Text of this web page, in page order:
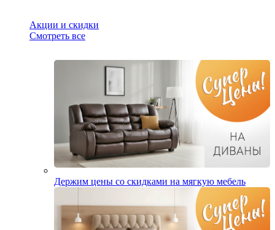
Акции и скидки
Смотреть все
Держим цены со скидками на мягкую мебель